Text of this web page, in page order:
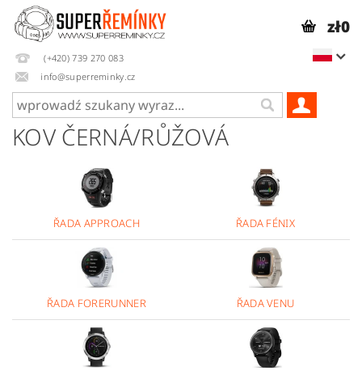
(+420) 739 270 083
info@superreminky.cz
zł0
KOV ČERNÁ/RŮŽOVÁ
ŘADA APPROACH ŘADA FÉNIX
ŘADA FORERUNNER ŘADA VENU